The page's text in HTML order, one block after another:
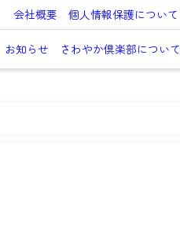
会社概要 個人情報保護について
お知らせ さわやか倶楽部について